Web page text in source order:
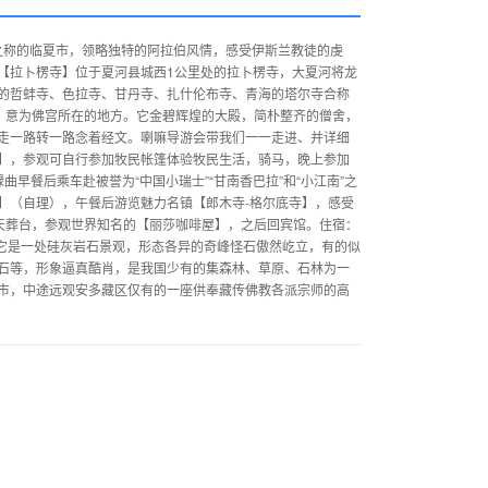
的临夏市，领略独特的阿拉伯风情，感受伊斯兰教徒的虔
卜楞寺】位于夏河县城西1公里处的拉卜楞寺，大夏河将龙
蚌寺、色拉寺、甘丹寺、扎什伦布寺、青海的塔尔寺合称
为佛宫所在的地方。它金碧辉煌的大殿，简朴整齐的僧舍，
路转一路念着经文。喇嘛导游会带我们一一走进、并详细
参观可自行参加牧民帐篷体验牧民生活，骑马，晚上参加
餐后乘车赴被誉为“中国小瑞士”“甘南香巴拉”和“小江南”之
自理），午餐后游览魅力名镇【郎木寺-格尔底寺】，感受
台，参观世界知名的【丽莎咖啡屋】，之后回宾馆。住宿：
一处硅灰岩石景观，形态各异的奇峰怪石傲然屹立，有的似
，形象逼真酷肖，是我国少有的集森林、草原、石林为一
中途远观安多藏区仅有的一座供奉藏传佛教各派宗师的高